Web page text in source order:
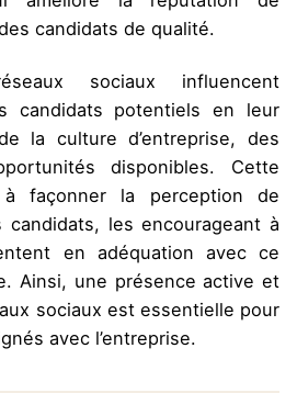
candidats de qualité​​.
sociaux influencent
candidats potentiels en leur
la culture d’entreprise, des
disponibles. Cette
façonner la perception de
candidats, les encourageant à
en adéquation avec ce
Ainsi, une présence active et
sociaux est essentielle pour
avec l’entreprise​​.